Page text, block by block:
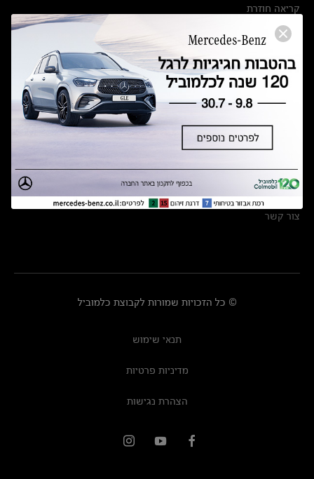
קריאה חוזרת
הודעה על הטבות לרכבי מרצדס בהסדר פשרה בתצ 56447-02-19
תקנון ימי מכירות 120 לכלמוביל
מצאו אותנו
אולמות תצוגה
מרכזי שירות
צור קשר
© כל הזכויות שמורות לקבוצת כלמוביל
תנאי שימוש
מדיניות פרטיות
הצהרת נגישות